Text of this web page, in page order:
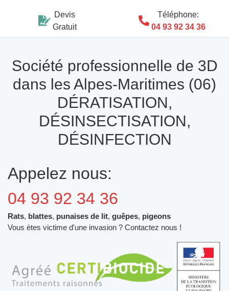
Devis
Gratuit
Téléphone:
04 93 92 34 36
Société professionnelle de 3D
dans les Alpes-Maritimes (06)
DÉRATISATION,
DÉSINSECTISATION,
DÉSINFECTION
Appelez nous:
04 93 92 34 36
Rats, blattes, punaises de lit, guêpes, pigeons
Vous ètes victime d'une invasion ? Contactez nous !